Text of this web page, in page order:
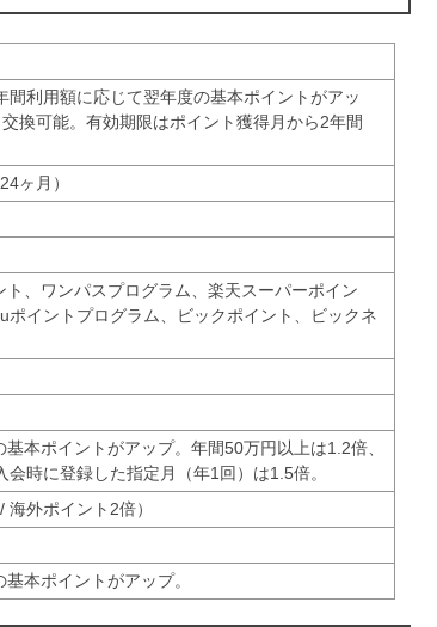
間利用額に応じて翌年度の基本ポイントがアッ
換可能。有効期限はポイント獲得月から2年間
ヶ月）
ト、ワンパスプログラム、楽天スーパーポイン
ポイントプログラム、ビックポイント、ビックネ
本ポイントがアップ。年間50万円以上は1.2倍、
時に登録した指定月（年1回）は1.5倍。
外ポイント2倍）
本ポイントがアップ。